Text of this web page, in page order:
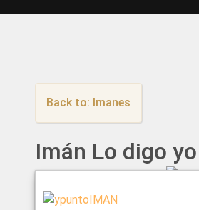
Back to: Imanes
Imán Lo digo yo